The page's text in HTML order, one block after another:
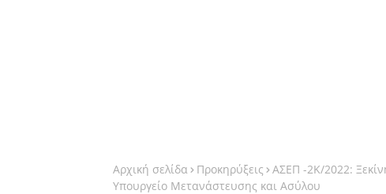
Αρχική σελίδα Προκηρύξεις
ΑΣΕΠ -2Κ/2022:
Υπουργείο Μετανάστευσης και Ασύλου